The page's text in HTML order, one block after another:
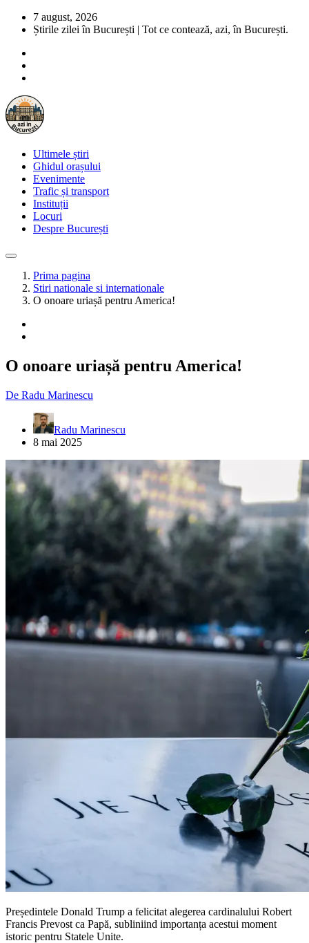
7 august, 2026
Știrile zilei în București | Tot ce contează, azi, în București.
Ultimele știri
Ghidul orașului
Evenimente
Trafic și transport
Instituții
Locuri
Despre București
Prima pagina
Stiri nationale si internationale
O onoare uriașă pentru America!
O onoare uriașă pentru America!
De Radu Marinescu
Radu Marinescu
8 mai 2025
Președintele Donald Trump a felicitat alegerea cardinalului Robert
Francis Prevost ca Papă, subliniind importanța acestui moment
istoric pentru Statele Unite.